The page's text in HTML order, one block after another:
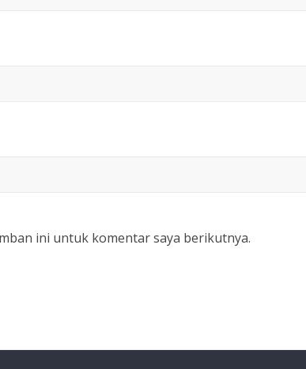
ini untuk komentar saya berikutnya.